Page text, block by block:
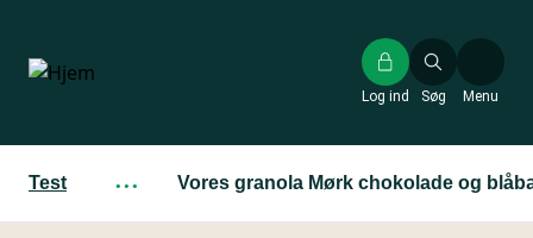
hovedindhold
Søg
Log ind Menu
Test ··· Vores granola Mørk chokolade og